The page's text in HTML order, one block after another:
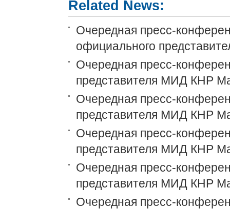
Related News:
Очередная пресс-
официального
Очередная пресс-
представителя МИД КНР
Очередная пресс-
представителя МИД КНР
Очередная пресс-
представителя МИД КНР
Очередная пресс-
представителя МИД КНР
Очередная пресс-